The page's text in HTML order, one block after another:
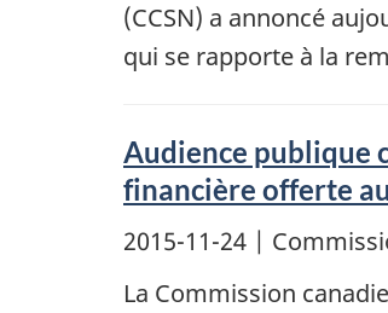
(CCSN) a annoncé
qui se rapporte à la
Audience publique
financière offerte
2015-11-24 |
La Commission